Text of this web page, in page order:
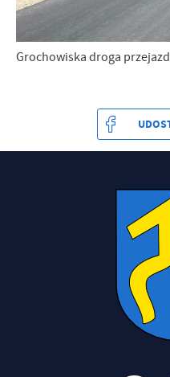
Grochowiska droga